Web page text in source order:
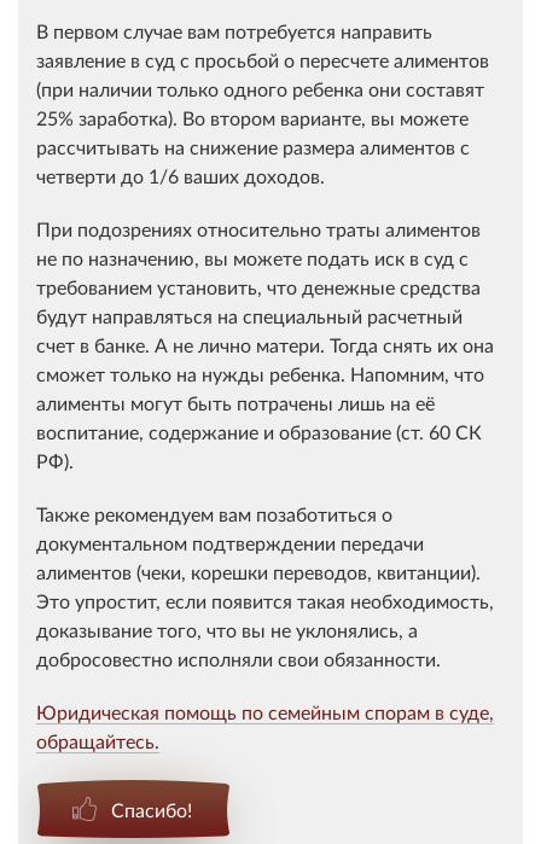
В первом случае вам потребуется направить
заявление в суд с просьбой о пересчете алиментов
(при наличии только одного ребенка они составят
25% заработка). Во втором варианте, вы можете
рассчитывать на снижение размера алиментов с
четверти до 1/6 ваших доходов.
При подозрениях относительно траты алиментов
не по назначению, вы можете подать иск в суд с
требованием установить, что денежные средства
будут направляться на специальный расчетный
счет в банке. А не лично матери. Тогда снять их она
сможет только на нужды ребенка. Напомним, что
алименты могут быть потрачены лишь на её
воспитание, содержание и образование (ст. 60 СК
РФ).
Также рекомендуем вам позаботиться о
документальном подтверждении передачи
алиментов (чеки, корешки переводов, квитанции).
Это упростит, если появится такая необходимость,
доказывание того, что вы не уклонялись, а
добросовестно исполняли свои обязанности.
Юридическая помощь по семейным спорам в суде,
обращайтесь.
Спасибо!